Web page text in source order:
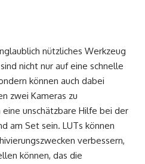
nützliches Werkzeug
nicht nur auf eine schnelle
können auch dabei
zwei Kameras zu
unschätzbare Hilfe bei der
am Set sein. LUTs können
verbessern,
können, das die